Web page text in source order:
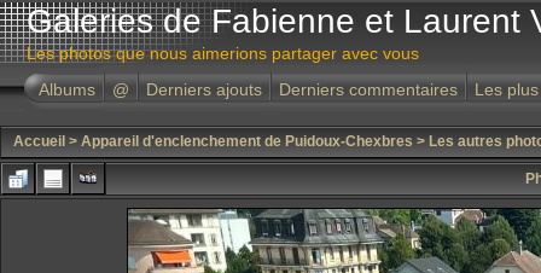
Galeries de Fabienne et Laurent
Les photos que nous aimerions partager avec vous
Albums
@ Derniers ajouts Derniers commentaires Les
Accueil > Appareil d'enclenchement de Puidoux-Chexbres > Les autres